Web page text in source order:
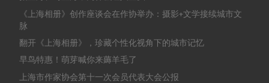
《上海相册》创作座谈会在作协举办：摄影+文学接续城市文
脉
翻开《上海相册》，珍藏个性化视角下的城市记忆
早鸟特惠！萌芽喊你来薅羊毛了
上海市作家协会第十一次会员代表大会公报